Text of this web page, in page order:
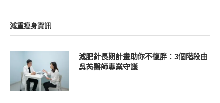
減重瘦身資訊
減肥針長期計畫助你不復胖：3個階段由
吳芮醫師專業守護